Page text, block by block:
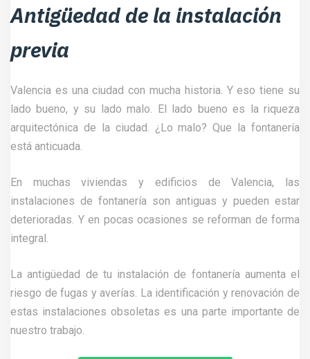
Antigüedad de la instalación
previa
Valencia es una ciudad con mucha historia. Y eso tiene su
lado bueno, y su lado malo. El lado bueno es la riqueza
arquitectónica de la ciudad. ¿Lo malo? Que la fontanería
está anticuada.
En muchas viviendas y edificios de Valencia, las
instalaciones de fontanería son antiguas y pueden estar
deterioradas. Y en pocas ocasiones se reforman de forma
integral.
La antigüedad de tu instalación de fontanería aumenta el
riesgo de fugas y averías. La identificación y renovación de
estas instalaciones obsoletas es una parte importante de
nuestro trabajo.